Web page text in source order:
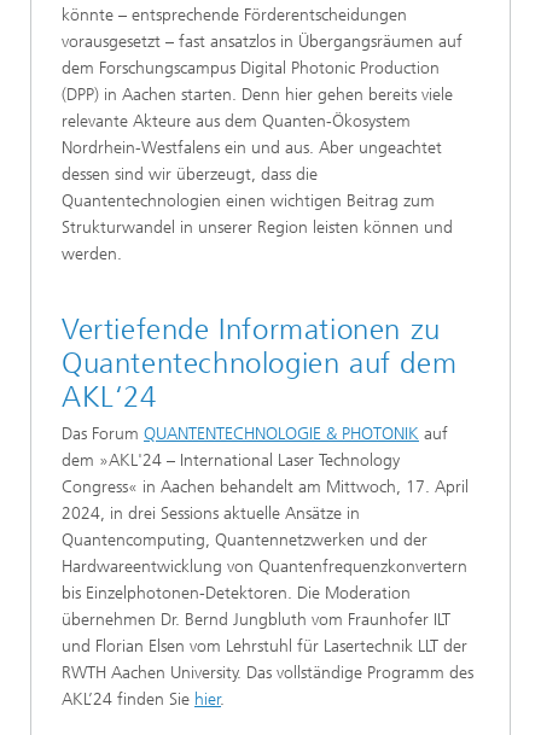
könnte – entsprechende Förderentscheidungen
vorausgesetzt – fast ansatzlos in Übergangsräumen auf
dem Forschungscampus Digital Photonic Production
(DPP) in Aachen starten. Denn hier gehen bereits viele
relevante Akteure aus dem Quanten-Ökosystem
Nordrhein-Westfalens ein und aus. Aber ungeachtet
dessen sind wir überzeugt, dass die
Quantentechnologien einen wichtigen Beitrag zum
Strukturwandel in unserer Region leisten können und
werden.
Vertiefende Informationen zu
Quantentechnologien auf dem
AKL‘24
Das Forum QUANTENTECHNOLOGIE & PHOTONIK auf
dem »AKL'24 – International Laser Technology
Congress« in Aachen behandelt am Mittwoch, 17. April
2024, in drei Sessions aktuelle Ansätze in
Quantencomputing, Quantennetzwerken und der
Hardwareentwicklung von Quantenfrequenzkonvertern
bis Einzelphotonen-Detektoren. Die Moderation
übernehmen Dr. Bernd Jungbluth vom Fraunhofer ILT
und Florian Elsen vom Lehrstuhl für Lasertechnik LLT der
RWTH Aachen University. Das vollständige Programm des
AKL’24 finden Sie hier.